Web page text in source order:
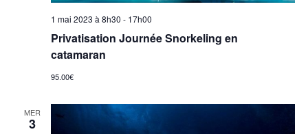
1 mai 2023 à 8h30 - 17h00
Privatisation Journée Snorkeling en
catamaran
95.00€
MER
3